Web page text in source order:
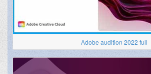
Adobe audition 2022 full